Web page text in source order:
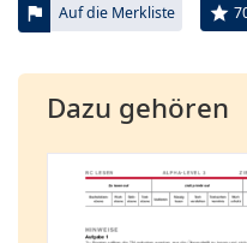
flag Auf die Merkliste star
Dazu gehören